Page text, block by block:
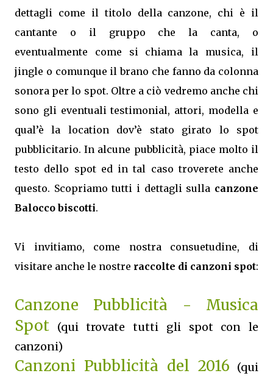
dettagli come il titolo della canzone, chi è il
cantante o il gruppo che la canta, o
eventualmente come si chiama la musica, il
jingle o comunque il brano che fanno da colonna
sonora per lo spot. Oltre a ciò vedremo anche chi
sono gli eventuali testimonial, attori, modella e
qual’è la location dov’è stato girato lo spot
pubblicitario. In alcune pubblicità, piace molto il
testo dello spot ed in tal caso troverete anche
questo. Scopriamo tutti i dettagli sulla canzone
Balocco biscotti.
Vi invitiamo, come nostra consuetudine, di
visitare anche le nostre raccolte di canzoni spot:
Canzone Pubblicità - Musica
Spot
(qui trovate tutti gli spot con le
canzoni)
Canzoni Pubblicità del 2016 (qui